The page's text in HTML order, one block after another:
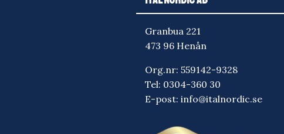
Granbua 221
473 96 Henån
Org.nr: 559142-9328
Tel: 0304-360 30
E-post:info@italnordic.se